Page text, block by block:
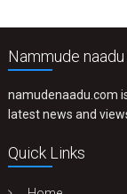
Nammude naadu
namudenaadu.com
latest news and
Quick Links